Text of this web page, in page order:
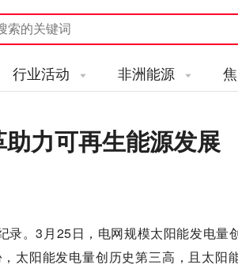
行业活动 非洲能源
力可再生能源发展
。3月25日，电网规模太阳能发电量
太阳能发电量创历史第三高，且太阳